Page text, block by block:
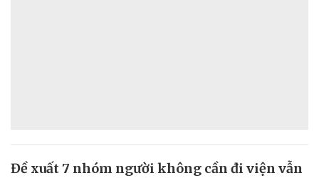
Đề xuất 7 nhóm người không cần đi viện vẫn